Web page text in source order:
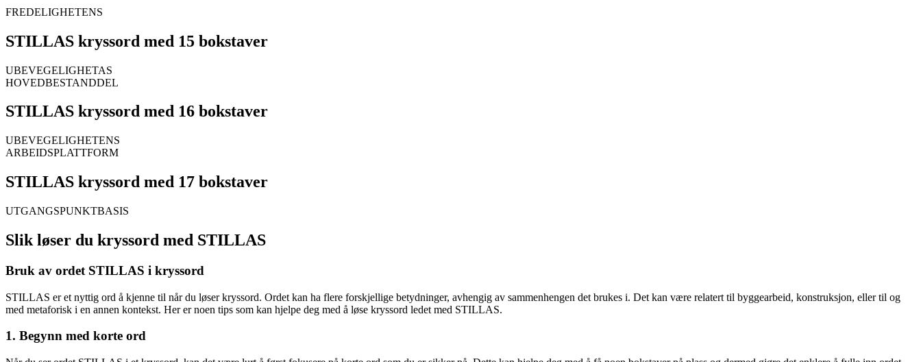
FREDELIGHETENS
STILLAS kryssord med 15 bokstaver
UBEVEGELIGHETAS
HOVEDBESTANDDEL
STILLAS kryssord med 16 bokstaver
UBEVEGELIGHETENS
ARBEIDSPLATTFORM
STILLAS kryssord med 17 bokstaver
UTGANGSPUNKTBASIS
Slik løser du kryssord med STILLAS
Bruk av ordet STILLAS i kryssord
STILLAS er et nyttig ord å kjenne til når du løser kryssord. Ordet kan ha flere forskjellige betydninger, avhengig av sammenhengen det brukes i. Det kan være relatert til byggearbeid, konstruksjon, eller til og
med metaforisk i en annen kontekst. Her er noen tips som kan hjelpe deg med å løse kryssord ledet med STILLAS.
1. Begynn med korte ord